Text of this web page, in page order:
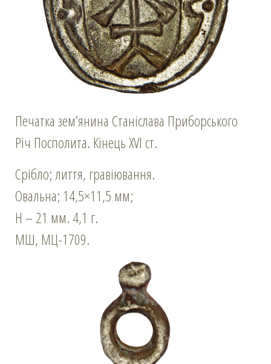
Печатка зем’янина Станіслава Приборського
Річ Посполита. Кінець XVI ст.
Срібло; лиття, гравіювання.
Овальна; 14,5×11,5 мм;
Н – 21 мм. 4,1 г.
МШ, МЦ-1709.